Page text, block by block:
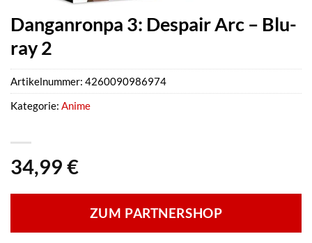
Danganronpa 3: Despair Arc – Blu-
ray 2
34,99 €
ZUM PARTNERSHOP
Artikelnummer: 4260090986974
Kategorie: Anime